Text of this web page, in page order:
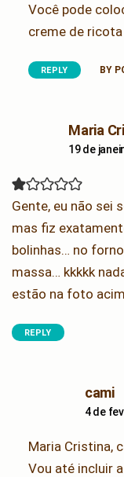
Você pode
creme de ricota
REPLY BY
Maria
19 de
Gente, eu não sei
mas fiz
bolinhas… no
massa… kkkkk
estão na foto
REPLY
cami
4 de
Maria Cristina,
Vou até incluir